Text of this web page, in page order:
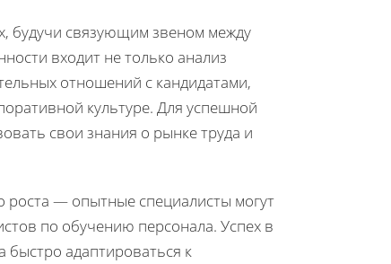
будучи связующим звеном между
входит не только анализ
отношений с кандидатами,
культуре. Для успешной
свои знания о рынке труда и
роста — опытные специалисты могут
по обучению персонала. Успех в
быстро адаптироваться к